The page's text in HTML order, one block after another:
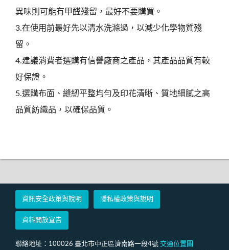
異味則可能有甲醛殘留，最好不要購買。
3.在使用前最好先以清水洗滌過，以減少化學物質殘
留。
4.建議消費者選購有信譽廠商之產品，其產品品質有較
好保證。
5.選購布面、縫紉平整均勻及印花清晰、質地細膩之高
品質紡織品，以確保品質。
資訊安全政策與說明 隱私權政策與說明
資料開放宣告
聯絡地址：100026 臺北市中正區濟南路一段4號 交通位置圖